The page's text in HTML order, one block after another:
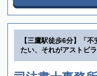
【三鷹駅徒歩6分】「
たい、それがアストビ